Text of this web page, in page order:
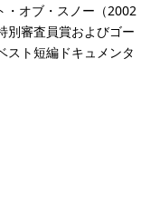
・オブ・スノー（2002
別審査員賞およびゴー
スト短編ドキュメンタ